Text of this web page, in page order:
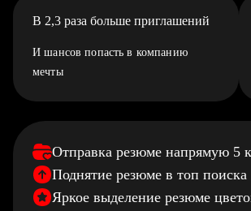
В 2,3 раза больше приглашений
И шансов попасть в компанию
мечты
Отправка резюме напрямую 5
Поднятие резюме в топ поиска
Яркое выделение резюме